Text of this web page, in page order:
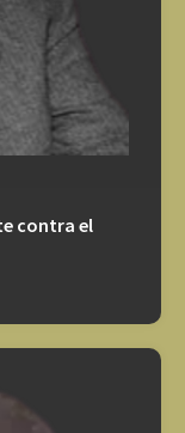
contra el